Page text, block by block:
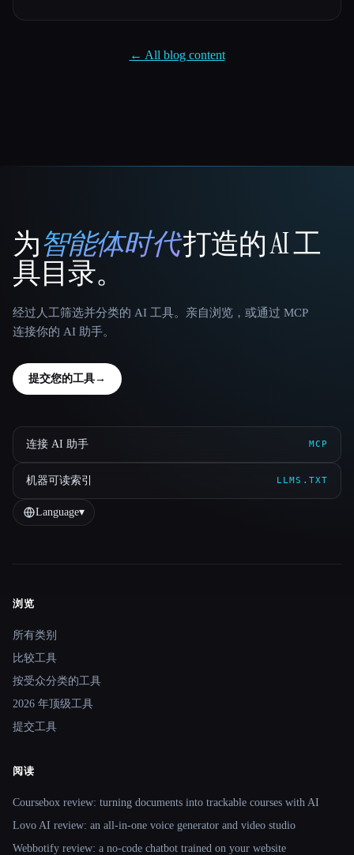
← All blog content
That AI Collection
为智能体时代打造的 AI 工
具目录。
经过人工筛选并分类的 AI 工具。亲自浏览，或通过 MCP
连接你的 AI 助手。
提交您的工具→
连接 AI 助手 MCP
机器可读索引 LLMS.TXT
Language▾
Site navigation
浏览
所有类别
比较工具
按受众分类的工具
2026 年顶级工具
提交工具
阅读
Coursebox review: turning documents into trackable courses with AI
Lovo AI review: an all-in-one voice generator and video studio
Webbotify review: a no-code chatbot trained on your website